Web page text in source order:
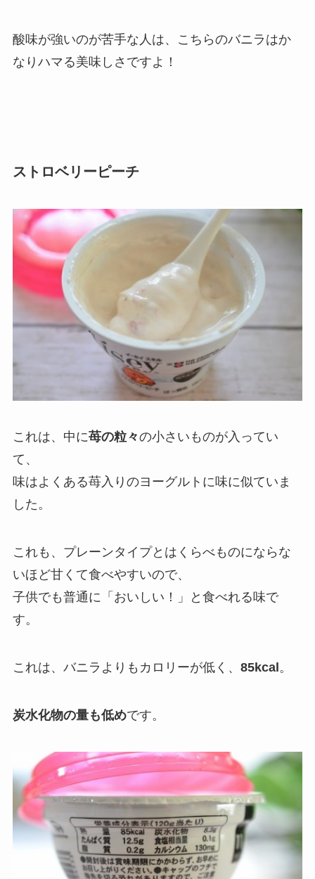
酸味が強いのが苦手な人は、こちらのバニラはか
なりハマる美味しさですよ！
ストロベリーピーチ
これは、中に苺の粒々の小さいものが入ってい
て、
味はよくある苺入りのヨーグルトに味に似ていま
した。
これも、プレーンタイプとはくらべものにならな
いほど甘くて食べやすいので、
子供でも普通に「おいしい！」と食べれる味で
す。
これは、バニラよりもカロリーが低く、 85kcal 。
炭水化物の量も低めです。